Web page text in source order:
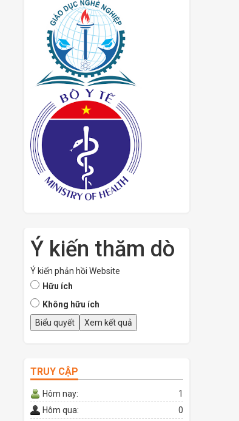
Ý kiến thăm dò
Ý kiến phản hồi Website
Hữu ích
Không hữu ích
TRUY CẬP
Hôm nay:
1
Hôm qua:
0